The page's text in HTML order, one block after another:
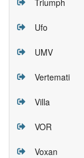
Ufo
UMV
Vertemati
Villa
VOR
Voxan